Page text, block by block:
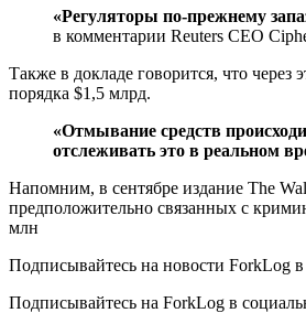
«Регуляторы по-прежнему
в комментарии Reuters CEO
Также в докладе говорится, что
порядка $1,5 млрд.
«Отмывание средств
отслеживать это в реальном
Напомним, в сентябре издание The
предположительно связанных с
млн
Подписывайтесь на новости ForkLog в
Подписывайтесь на ForkLog в